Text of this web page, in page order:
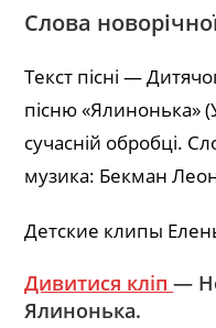
Слова
Текст пісні —
пісню «Ялинонька»
сучасній обробці.
музика: Бекман
Детские клипы
Дивитися кліп—
Ялинонька.